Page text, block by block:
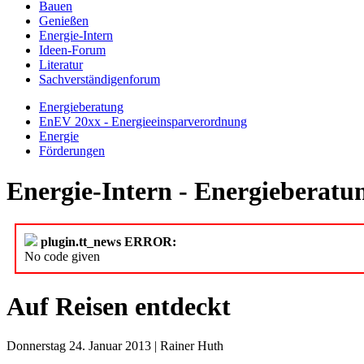
Bauen
Genießen
Energie-Intern
Ideen-Forum
Literatur
Sachverständigenforum
Energieberatung
EnEV 20xx - Energieeinsparverordnung
Energie
Förderungen
Energie-Intern -
plugin.tt_news ERROR:
No code given
Auf Reisen entdeckt
Donnerstag 24. Januar 2013 | Rainer Huth